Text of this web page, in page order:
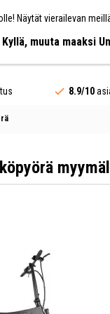
Polkupyörät
Näytät vierailevan
Kyllä, muuta maaksi
8.9/10